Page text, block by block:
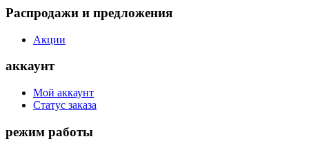
Распродажи и предложения
Акции
аккаунт
Мой аккаунт
Статус заказа
режим работы